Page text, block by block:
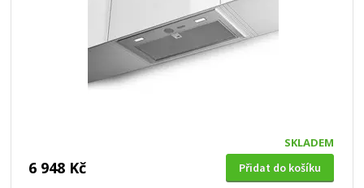
SKLADEM
6 948 Kč
Přidat do košíku